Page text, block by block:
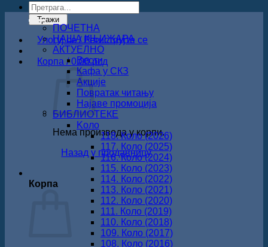
Products
search
Тражи
Улогуј се / Региструјте се
Корпа /0.00рсд
Нема производа у корпи.
Назад у продавницу
Корпа
ПОЧЕТНА
НАША КЊИЖАРА
АКТУЕЛНО
Вести
Кафа у СКЗ
Акције
Повратак читању
Најаве промоција
БИБЛИОТЕКЕ
Koло
118. Коло (2026)
117. Коло (2025)
116. Коло (2024)
115. Коло (2023)
114. Коло (2022)
113. Коло (2021)
112. Коло (2020)
111. Коло (2019)
110. Коло (2018)
109. Коло (2017)
108. Коло (2016)